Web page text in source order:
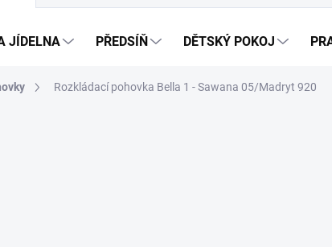
JÍDELNA PŘEDSÍŇ DĚTSKÝ POKOJ
Rozkládací pohovka Bella 1 - Sawana 05/Madryt 920